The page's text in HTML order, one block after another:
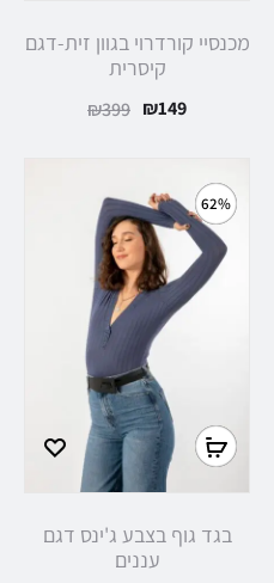
מכנסיי קורדרוי בגוון זית-דגם
קיסרית
₪399 ₪149
62%
בגד גוף בצבע ג'ינס דגם
עננים